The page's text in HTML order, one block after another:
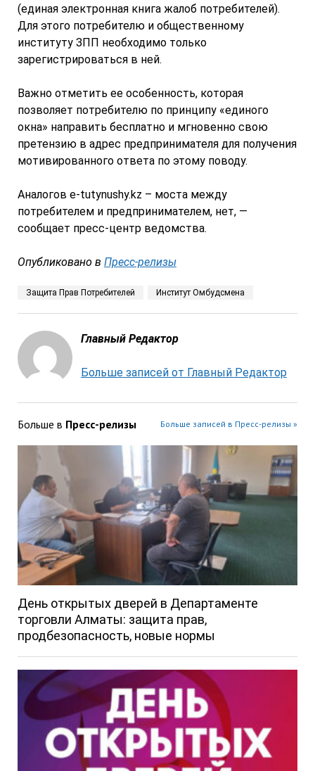
(единая электронная книга жалоб потребителей).
Для этого потребителю и общественному
институту ЗПП необходимо только
зарегистрироваться в ней.
Важно отметить ее особенность, которая
позволяет потребителю по принципу «единого
окна» направить бесплатно и мгновенно свою
претензию в адрес предпринимателя для получения
мотивированного ответа по этому поводу.
Аналогов e-tutynushy.kz – моста между
потребителем и предпринимателем, нет, —
сообщает пресс-центр ведомства.
Опубликовано в Пресс-релизы
Защита Прав Потребителей Институт Омбудсмена
Главный Редактор
Больше записей от Главный Редактор
Больше в Пресс-релизы Больше записей в Пресс-релизы »
День открытых дверей в Департаменте
торговли Алматы: защита прав,
продбезопасность, новые нормы